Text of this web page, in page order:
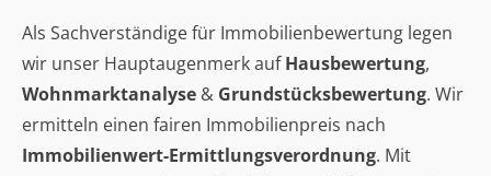
Als Sachverständige für Immobilienbewertung legen
wir unser Hauptaugenmerk aufHausbewertung,
Wohnmarktanalyse & Grundstücksbewertung. Wir
ermitteln einen fairen Immobilienpreis nach
Immobilienwert-Ermittlungsverordnung. Mit